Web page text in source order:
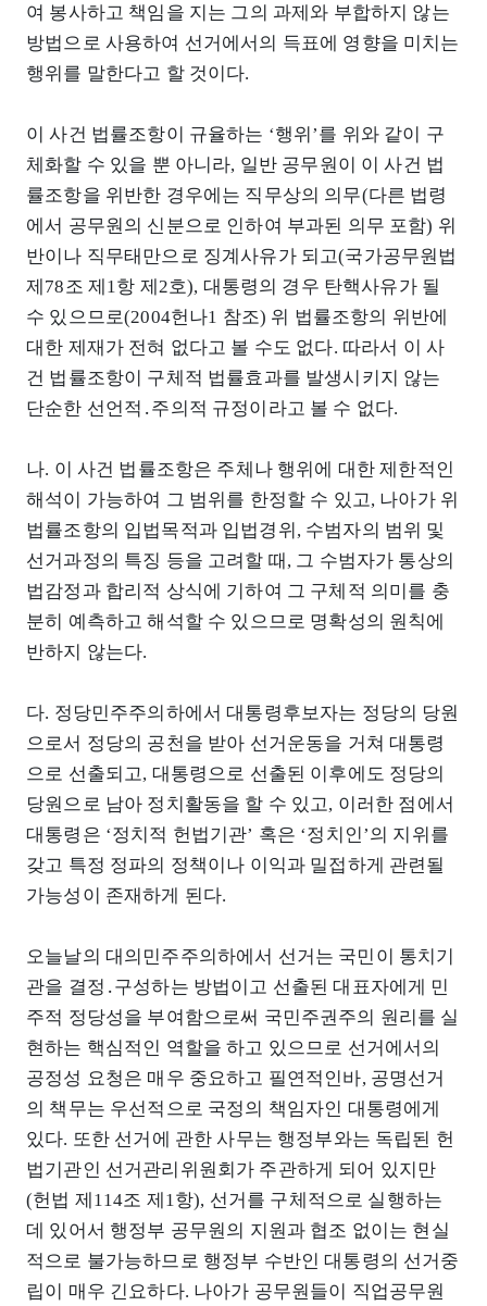
여 봉사하고 책임을 지는 그의 과제와 부합하지 않는
방법으로 사용하여 선거에서의 득표에 영향을 미치는
행위를 말한다고 할 것이다.
이 사건 법률조항이 규율하는 ‘행위’를 위와 같이 구
체화할 수 있을 뿐 아니라, 일반 공무원이 이 사건 법
률조항을 위반한 경우에는 직무상의 의무(다른 법령
에서 공무원의 신분으로 인하여 부과된 의무 포함) 위
반이나 직무태만으로 징계사유가 되고(국가공무원법
제78조 제1항 제2호), 대통령의 경우 탄핵사유가 될
수 있으므로(2004헌나1 참조) 위 법률조항의 위반에
대한 제재가 전혀 없다고 볼 수도 없다. 따라서 이 사
건 법률조항이 구체적 법률효과를 발생시키지 않는
단순한 선언적․주의적 규정이라고 볼 수 없다.
나. 이 사건 법률조항은 주체나 행위에 대한 제한적인
해석이 가능하여 그 범위를 한정할 수 있고, 나아가 위
법률조항의 입법목적과 입법경위, 수범자의 범위 및
선거과정의 특징 등을 고려할 때, 그 수범자가 통상의
법감정과 합리적 상식에 기하여 그 구체적 의미를 충
분히 예측하고 해석할 수 있으므로 명확성의 원칙에
반하지 않는다.
다. 정당민주주의하에서 대통령후보자는 정당의 당원
으로서 정당의 공천을 받아 선거운동을 거쳐 대통령
으로 선출되고, 대통령으로 선출된 이후에도 정당의
당원으로 남아 정치활동을 할 수 있고, 이러한 점에서
대통령은 ‘정치적 헌법기관’ 혹은 ‘정치인’의 지위를
갖고 특정 정파의 정책이나 이익과 밀접하게 관련될
가능성이 존재하게 된다.
오늘날의 대의민주주의하에서 선거는 국민이 통치기
관을 결정․구성하는 방법이고 선출된 대표자에게 민
주적 정당성을 부여함으로써 국민주권주의 원리를 실
현하는 핵심적인 역할을 하고 있으므로 선거에서의
공정성 요청은 매우 중요하고 필연적인바, 공명선거
의 책무는 우선적으로 국정의 책임자인 대통령에게
있다. 또한 선거에 관한 사무는 행정부와는 독립된 헌
법기관인 선거관리위원회가 주관하게 되어 있지만
(헌법 제114조 제1항), 선거를 구체적으로 실행하는
데 있어서 행정부 공무원의 지원과 협조 없이는 현실
적으로 불가능하므로 행정부 수반인 대통령의 선거중
립이 매우 긴요하다. 나아가 공무원들이 직업공무원